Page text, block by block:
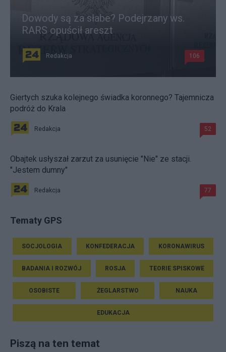
Dowody są za słabe? Podejrzany ws.
RARS opuścił areszt
Redakcja 106
Giertych szuka kolejnego świadka koronnego? Tajemnicza
podróż do Krala
Redakcja 52
Obajtek usłyszał zarzut za usunięcie "Nie" ze stacji.
"Jestem dumny"
Redakcja 77
Tematy GPS
SOCJOLOGIA KONFEDERACJA KORONAWIRUS
BADANIA I ROZWÓJ ROSJA TEORIE SPISKOWE
OSOBISTE ŻEGLARSTWO NAUKA
EDUKACJA
Piszą na ten temat